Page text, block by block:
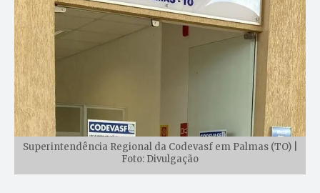
Superintendência Regional da Codevasf em Palmas (TO) |
Foto: Divulgação